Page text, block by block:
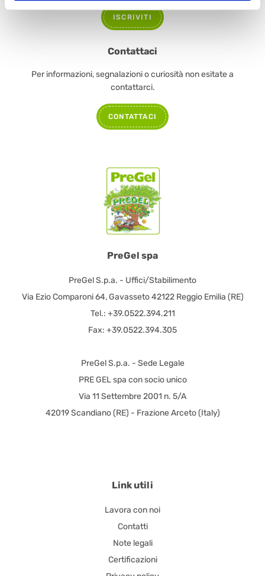
PreGel spa
PreGel S.p.a. - Uffici/Stabilimento
Via Ezio Comparoni 64, Gavasseto 42122 Reggio Emilia (RE)
Tel.: +39.0522.394.211
Fax: +39.0522.394.305
PreGel S.p.a. - Sede Legale
PRE GEL spa con socio unico
Via 11 Settembre 2001 n. 5/A
42019 Scandiano (RE) - Frazione Arceto (Italy)
Link utili
Lavora con noi
Contatti
Note legali
Certificazioni
ISCRIVITI
Contattaci
Per informazioni, segnalazioni o curiosità non esitate a
contattarci.
CONTATTACI